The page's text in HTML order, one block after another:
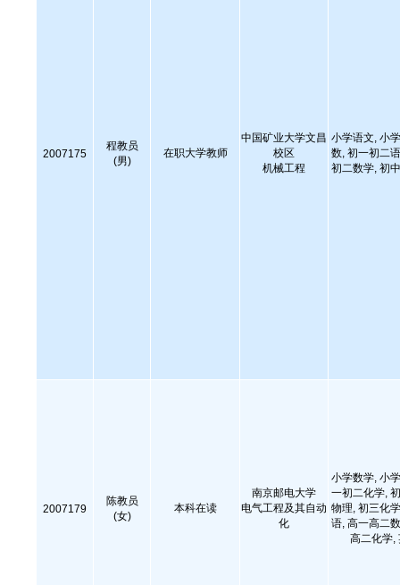
2007175
程教员
(男)
在职大学教师
中国矿业大学文昌
校区
机械工程
小学语文, 小
数, 初一初二
初二数学, 初
2007179
陈教员
(女)
本科在读
南京邮电大学
电气工程及其自动
化
小学数学, 小
一初二化学,
物理, 初三化
语, 高一高二
高二化学,